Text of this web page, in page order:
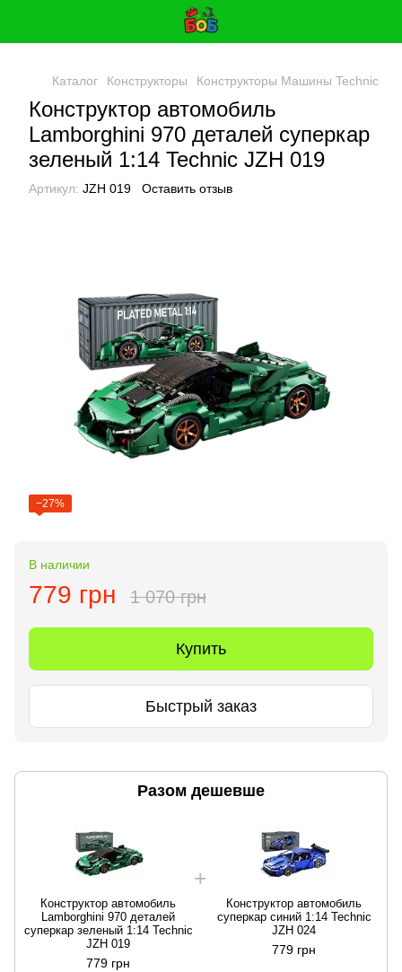
Каталог Конструкторы Конструкторы Машины Technic
Конструктор автомобиль
Lamborghini 970 деталей суперкар
зеленый 1:14 Technic JZH 019
Артикул: JZH 019 Оставить отзыв
−27%
В наличии
779 грн 1 070 грн
Купить
Быстрый заказ
Разом дешевше
Конструктор автомобиль
Lamborghini 970 деталей
суперкар зеленый 1:14 Technic
JZH 019
779 грн
Конструктор автомобиль
суперкар синий 1:14 Technic
JZH 024
779 грн